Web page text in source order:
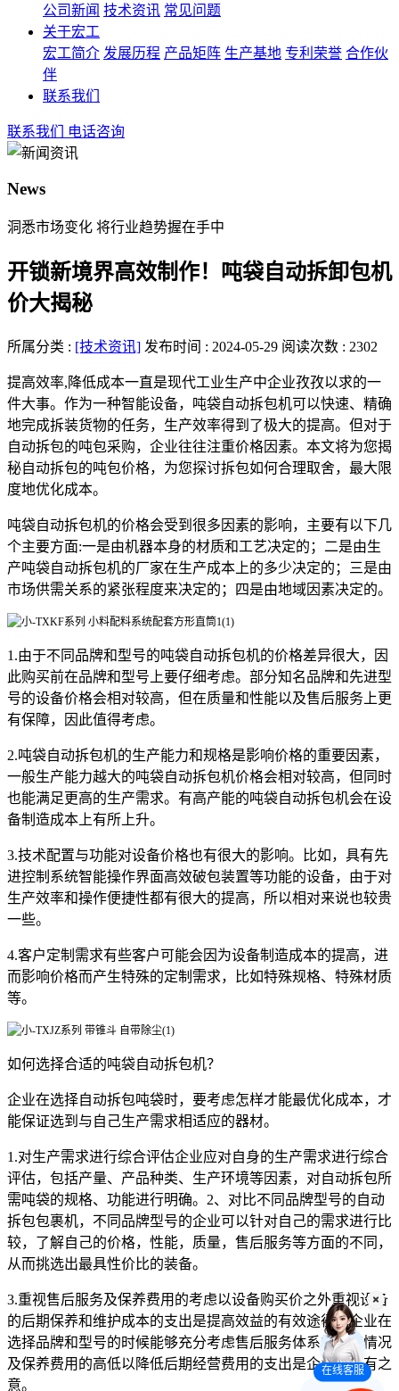
公司新闻 技术资讯 常见问题
关于宏工
宏工简介 发展历程 产品矩阵 生产基地 专利荣誉 合作伙
伴
联系我们
联系我们 电话咨询
News
洞悉市场变化 将行业趋势握在手中
开锁新境界高效制作！吨袋自动拆卸包机
价大揭秘
所属分类 : [技术资讯] 发布时间 : 2024-05-29 阅读次数 : 2302
提高效率,降低成本一直是现代工业生产中企业孜孜以求的一
件大事。作为一种智能设备，吨袋自动拆包机可以快速、精确
地完成拆装货物的任务，生产效率得到了极大的提高。但对于
自动拆包的吨包采购，企业往往注重价格因素。本文将为您揭
秘自动拆包的吨包价格，为您探讨拆包如何合理取舍，最大限
度地优化成本。
吨袋自动拆包机的价格会受到很多因素的影响，主要有以下几
个主要方面:一是由机器本身的材质和工艺决定的；二是由生
产吨袋自动拆包机的厂家在生产成本上的多少决定的；三是由
市场供需关系的紧张程度来决定的；四是由地域因素决定的。
1.由于不同品牌和型号的吨袋自动拆包机的价格差异很大，因
此购买前在品牌和型号上要仔细考虑。部分知名品牌和先进型
号的设备价格会相对较高，但在质量和性能以及售后服务上更
有保障，因此值得考虑。
2.吨袋自动拆包机的生产能力和规格是影响价格的重要因素，
一般生产能力越大的吨袋自动拆包机价格会相对较高，但同时
也能满足更高的生产需求。有高产能的吨袋自动拆包机会在设
备制造成本上有所上升。
3.技术配置与功能对设备价格也有很大的影响。比如，具有先
进控制系统智能操作界面高效破包装置等功能的设备，由于对
生产效率和操作便捷性都有很大的提高，所以相对来说也较贵
一些。
4.客户定制需求有些客户可能会因为设备制造成本的提高，进
而影响价格而产生特殊的定制需求，比如特殊规格、特殊材质
等。
如何选择合适的吨袋自动拆包机？
企业在选择自动拆包吨袋时，要考虑怎样才能最优化成本，才
能保证选到与自己生产需求相适应的器材。
1.对生产需求进行综合评估企业应对自身的生产需求进行综合
评估，包括产量、产品种类、生产环境等因素，对自动拆包所
需吨袋的规格、功能进行明确。2、对比不同品牌型号的自动
拆包包裹机，不同品牌型号的企业可以针对自己的需求进行比
较，了解自己的价格，性能，质量，售后服务等方面的不同，
从而挑选出最具性价比的装备。
3.重视售后服务及保养费用的考虑以设备购买价之外重视设备
的后期保养和维护成本的支出是提高效益的有效途径，企业在
选择品牌和型号的时候能够充分考虑售后服务体系的配套情况
及保养费用的高低以降低后期经营费用的支出是企业的应有之
意。
在线客服